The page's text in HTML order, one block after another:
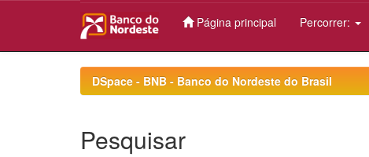
Página principal Percorrer:
DSpace - BNB - Banco do Nordeste do Brasil
Pesquisar